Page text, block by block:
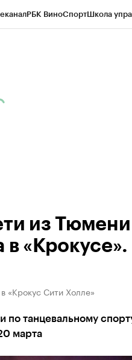
РБК ВиноСпортШкола
из Тюмени
в «Крокусе».
«Крокус Сити Холле»
по танцевальному
марта